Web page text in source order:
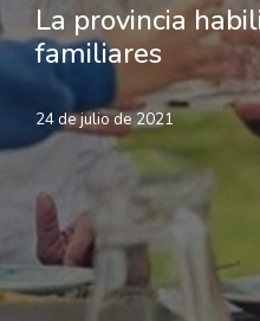
La provincia
familiares
24 de julio de 2021